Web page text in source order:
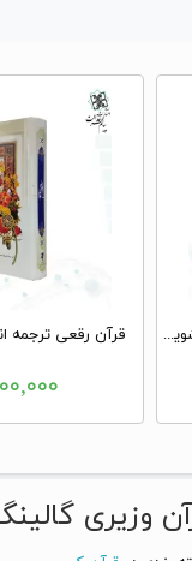
قرآن رحلی گلاسه چرم سفید قابدار کشویی پلاک فلزی طرح مس قرآن رقعی ترجمه
وزیری